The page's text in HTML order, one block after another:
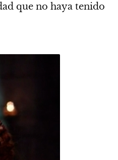
que no haya tenido